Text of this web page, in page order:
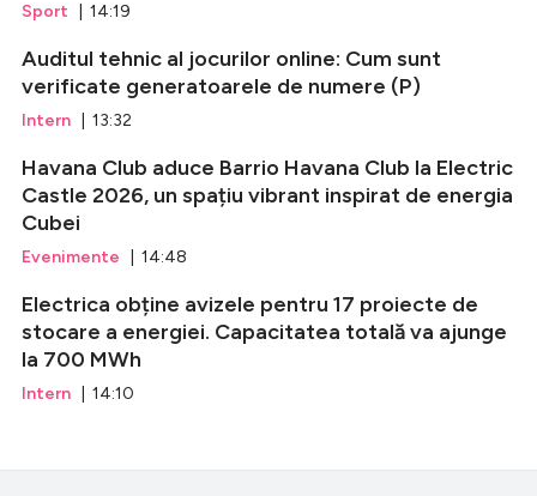
Sport | 14:19
Auditul tehnic al jocurilor online: Cum sunt
verificate generatoarele de numere (P)
Intern | 13:32
Havana Club aduce Barrio Havana Club la Electric
Castle 2026, un spațiu vibrant inspirat de energia
Cubei
Evenimente | 14:48
Electrica obține avizele pentru 17 proiecte de
stocare a energiei. Capacitatea totală va ajunge
la 700 MWh
Intern | 14:10